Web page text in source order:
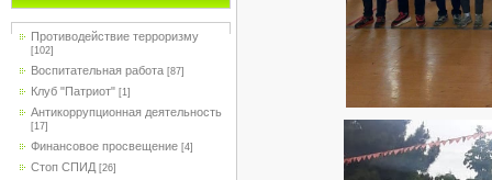
Противодействие терроризму
[102]
Воспитательная работа [87]
Клуб "Патриот" [1]
Антикоррупционная деятельность
[17]
Финансовое просвещение [4]
Стоп СПИД [26]